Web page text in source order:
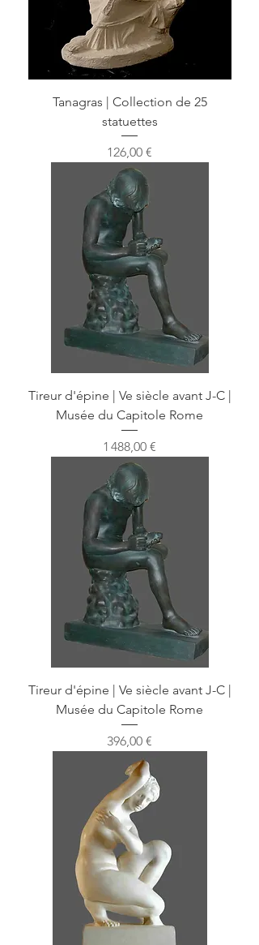
Tanagras | Collection de 25
statuettes
Prix
126,00 €
Tireur d'épine | Ve siècle avant J-C |
Musée du Capitole Rome
Prix
1 488,00 €
Tireur d'épine | Ve siècle avant J-C |
Musée du Capitole Rome
Prix
396,00 €